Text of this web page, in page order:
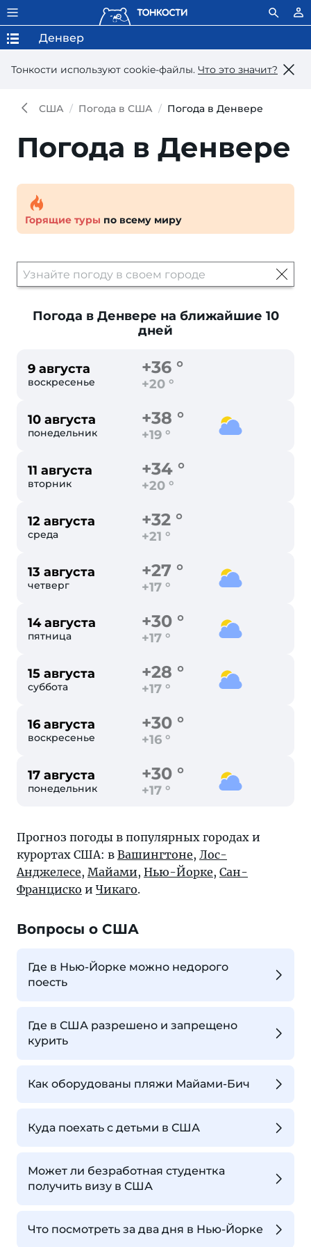
Тонкости используют сookie-файлы. Что это значит?
Денвер
США Погода в США Погода в Денвере
Погода в Денвере
Горящие туры по всему миру
Погода в Денвере на ближайшие 10
дней
9 августа
воскресенье
+36 °
+20 °
10 августа
понедельник
+38 °
+19 °
11 августа
вторник
+34 °
+20 °
12 августа
среда
+32 °
+21 °
13 августа
четверг
+27 °
+17 °
14 августа
пятница
+30 °
+17 °
15 августа
суббота
+28 °
+17 °
16 августа
воскресенье
+30 °
+16 °
17 августа
понедельник
+30 °
+17 °
Прогноз погоды в популярных городах и
курортах США: в Вашингтоне, Лос-
Анджелесе, Майами, Нью-Йорке, Сан-
Франциско и Чикаго.
Вопросы о США
Где в Нью-Йорке можно недорого
поесть
Где в США разрешено и запрещено
курить
Как оборудованы пляжи Майами-Бич
Куда поехать с детьми в США
Может ли безработная студентка
получить визу в США
Что посмотреть за два дня в Нью-Йорке